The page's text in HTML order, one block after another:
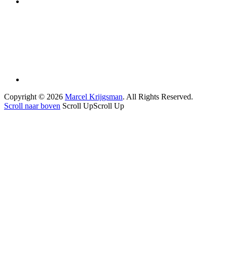
Copyright © 2026 Marcel Krijgsman. All Rights Reserved.
Scroll naar boven Scroll UpScroll Up